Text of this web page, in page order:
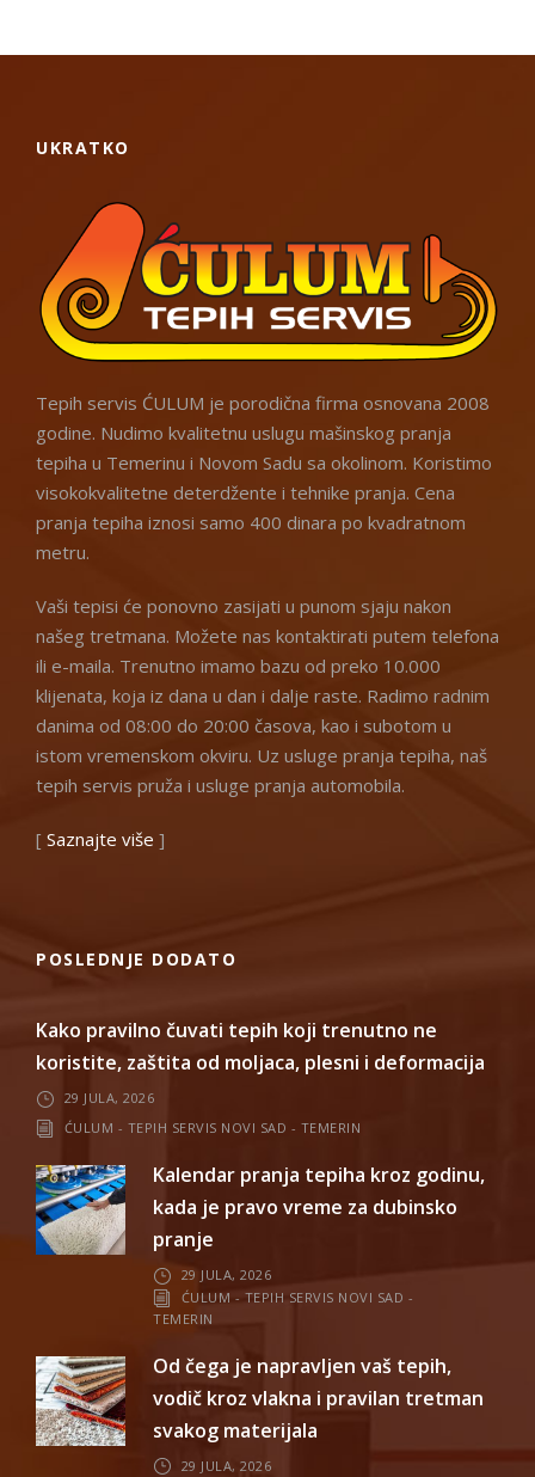
UKRATKO
Tepih servis ĆULUM je porodična firma osnovana 2008
godine. Nudimo kvalitetnu uslugu mašinskog pranja
tepiha u Temerinu i Novom Sadu sa okolinom. Koristimo
visokokvalitetne deterdžente i tehnike pranja. Cena
pranja tepiha iznosi samo 400 dinara po kvadratnom
metru.
Vaši tepisi će ponovno zasijati u punom sjaju nakon
našeg tretmana. Možete nas kontaktirati putem telefona
ili e-maila. Trenutno imamo bazu od preko 10.000
klijenata, koja iz dana u dan i dalje raste. Radimo radnim
danima od 08:00 do 20:00 časova, kao i subotom u
istom vremenskom okviru. Uz usluge pranja tepiha, naš
tepih servis pruža i usluge pranja automobila.
[ Saznajte više ]
POSLEDNJE DODATO
Kako pravilno čuvati tepih koji trenutno ne
koristite, zaštita od moljaca, plesni i deformacija
29 JULA, 2026
ĆULUM - TEPIH SERVIS NOVI SAD - TEMERIN
Kalendar pranja tepiha kroz godinu,
kada je pravo vreme za dubinsko
pranje
29 JULA, 2026
ĆULUM - TEPIH SERVIS NOVI SAD -
TEMERIN
Od čega je napravljen vaš tepih,
vodič kroz vlakna i pravilan tretman
svakog materijala
29 JULA, 2026